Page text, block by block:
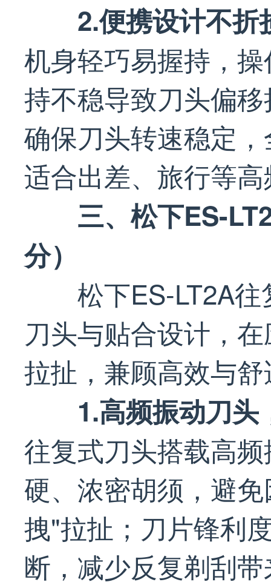
2.便携设计不折
机身轻巧易握持，
持不稳导致刀头偏
确保刀头转速稳定
适合出差、旅行等
三、松下ES-
分）
松下ES-LT2A
刀头与贴合设计，
拉扯，兼顾高效与
1.高频振动刀
往复式刀头搭载高
硬、浓密胡须，避
拽"拉扯；刀片锋利
断，减少反复剃刮